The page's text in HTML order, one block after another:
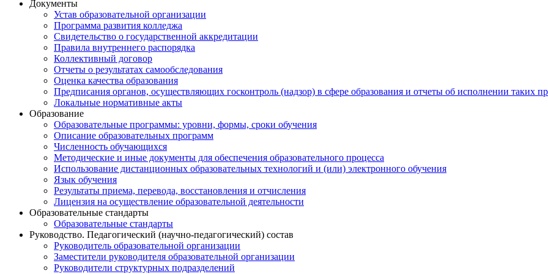
Документы
Устав образовательной организации
Программа развития колледжа
Свидетельство о государственной аккредитации
Правила внутреннего распорядка
Коллективный договор
Отчеты о результатах самообследования
Оценка качества образования
Предписания органов, осуществляющих госконтроль (надзор) в сфере образования и отчеты об исполнении таких
Локальные нормативные акты
Образование
Образовательные программы: уровни, формы, сроки обучения
Описание образовательных программ
Численность обучающихся
Методические и иные документы для обеспечения образовательного процесса
Использование дистанционных образовательных технологий и (или) электронного обучения
Язык обучения
Результаты приема, перевода, восстановления и отчисления
Лицензия на осуществление образовательной деятельности
Образовательные стандарты
Образовательные стандарты
Руководство. Педагогический (научно-педагогический) состав
Руководитель образовательной организации
Заместители руководителя образовательной организации
Руководители структурных подразделений